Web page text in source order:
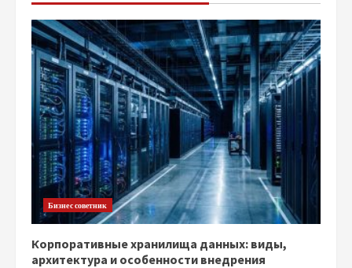
Бизнес советник
Корпоративные хранилища данных: виды,
архитектура и особенности внедрения